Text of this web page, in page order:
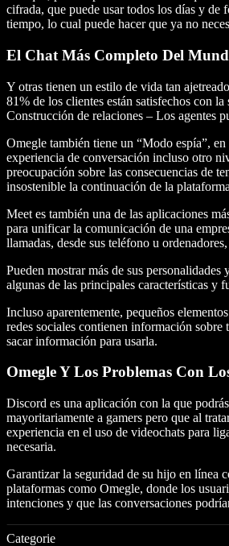
cifrada, que puede usar todos los días y de
tiempo, lo cual puede hacer que ya no
El Chat Más Completo Del
Y otras tienen un estilo de vida tan
81% de los clientes están satisfechos con
Construcción de relaciones – Los agentes
Omegle también tiene un “Modo espía”,
experiencia de conversación incluso otro
preocupación sobre las consecuencias de
insostenible la continuación de la
Meet es también una de las aplicaciones
para unificar la comunicación de una
llamadas, desde sus teléfono u
Pueden mostrar más de sus
algunas de las principales características y
Incluso aparentemente, pequeños
redes sociales contienen información sobre
sacar información para usarla.
Omegle Y Los Problemas Con
Discord es una aplicación con la que
mayoritariamente a gamers pero que al
experiencia en el uso de videochats para
necesaria.
Garantizar la seguridad de su hijo en línea
plataformas como Omegle, donde los
intenciones y que las conversaciones
Categorie